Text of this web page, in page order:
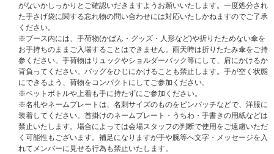
ざいません。おひとり様何点でもご購入でき、何回でもご応募いただけま
す。
※ご注文・ご登録の際に入力するお名前は＜必ず日本語(漢字・ひらがな・
カタカナ)＞にてご入力ください。
ただし、お名前を日本語で表記できない場合は、英ローマ字にてご入力くだ
さい。
それ以外の言語でご入力いただいた場合はイベント応募対象外となります。
ご注意ください。
また、お名前が日本語(漢字・ひらがな・カタカナ)にも関わらず、英ローマ
字にてご入力された場合は、落選となる場合がございます。
※ご購入の際、イベントに参加を希望されるご本人様のお名前で必ずご入力
ください。ご注文完了後、お名前の変更はできませんので、あらかじめご了
承ください。
がないかしっかりとご確認いだきますようお願いいたします。一度処分され
た手さげ袋に関する忘れ物の問い合わせには対応いたしかねますのでご了承
ください。
※ブース内には、手荷物(かばん・グッズ・人形など)や折りたためない傘を
お手持ちのままご入場することはできません。雨天時は折りたたみ傘をご持
参ください。手荷物はリュックやショルダーバック等にして、肩にかけるか
背負ってください。バッグをひじにかけることも禁止します。手が空く状態
にできるよう、荷物をコンパクトにしてご参加ください。
※ペットボトルや上着も手に持たずにご参加ください。
※名札やネームプレートは、名刺サイズのものをピンバッチなどで、洋服に
装着してください。首掛けのネームプレート・うちわ・手書きの用紙などは
禁止いたします。場合によっては会場スタッフの判断で使用をご遠慮いただ
く可能性もございます。補足になりますが手や腕等へ文字・メッセージを入
れてメンバーに見せる行為も禁止いたします。